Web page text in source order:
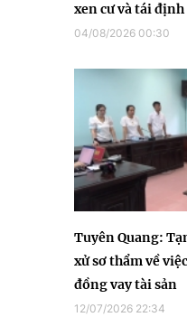
xen cư và tái định
04/08/2026 00:30
Tuyên Quang:
xử sơ thẩm về
đồng vay tài sản
12/07/2026 22:34